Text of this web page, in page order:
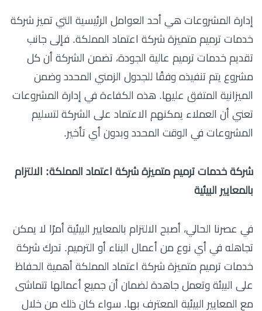
إدارة المشروعات هي أحد العوامل الرئيسية التي تميز شركة
خدمات ترميم متميزة شركة اعتماد المملكة. فإلى جانب
تقديم خدمات ترميم عالية الجودة، تضمن الشركة أن كل
مشروع يتم تنفيذه وفقًا للجدول الزمني المحدد وضمن
الميزانية المتفق عليها. هذه الكفاءة في إدارة المشروعات
تعني أن العملاء يمكنهم الاعتماد على الشركة لتسليم
المشروعات في الوقت المحدد وبدون أي تأخير.
شركة خدمات ترميم متميزة شركة اعتماد المملكة: الالتزام
بالمعايير البيئية
في عصرنا الحالي، أصبح الالتزام بالمعايير البيئية أمرًا لا يمكن
تجاهله في أي نوع من أعمال البناء أو الترميم. تدرك شركة
خدمات ترميم متميزة شركة اعتماد المملكة أهمية الحفاظ
على البيئة وتعمل جاهدة لضمان أن جميع أعمالها تتماشى
مع المعايير البيئية المعترف بها. سواء كان ذلك من خلال